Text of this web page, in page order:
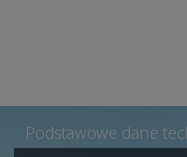
Podstawowe dane